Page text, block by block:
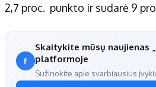
2,7 proc. punkto ir sudarė 9
Skaitykite mūsų naujienas
platformoje
Sužinokite apie svarbiausius